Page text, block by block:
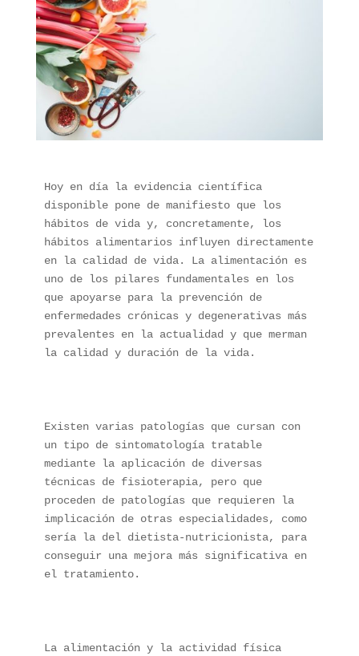
Hoy en día la evidencia científica
disponible pone de manifiesto que los
hábitos de vida y, concretamente, los
hábitos alimentarios influyen directamente
en la calidad de vida. La alimentación es
uno de los pilares fundamentales en los
que apoyarse para la prevención de
enfermedades crónicas y degenerativas más
prevalentes en la actualidad y que merman
la calidad y duración de la vida.
Existen varias patologías que cursan con
un tipo de sintomatología tratable
mediante la aplicación de diversas
técnicas de fisioterapia, pero que
proceden de patologías que requieren la
implicación de otras especialidades, como
sería la del dietista-nutricionista, para
conseguir una mejora más significativa en
el tratamiento.
La alimentación y la actividad física